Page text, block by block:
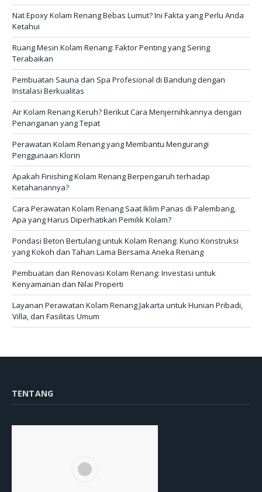
Nat Epoxy Kolam Renang Bebas Lumut? Ini Fakta yang Perlu Anda
Ketahui
Ruang Mesin Kolam Renang: Faktor Penting yang Sering
Terabaikan
Pembuatan Sauna dan Spa Profesional di Bandung dengan
Instalasi Berkualitas
Air Kolam Renang Keruh? Berikut Cara Menjernihkannya dengan
Penanganan yang Tepat
Perawatan Kolam Renang yang Membantu Mengurangi
Penggunaan Klorin
Apakah Finishing Kolam Renang Berpengaruh terhadap
Ketahanannya?
Cara Perawatan Kolam Renang Saat Iklim Panas di Palembang,
Apa yang Harus Diperhatikan Pemilik Kolam?
Pondasi Beton Bertulang untuk Kolam Renang: Kunci Konstruksi
yang Kokoh dan Tahan Lama Bersama Aneka Renang
Pembuatan dan Renovasi Kolam Renang: Investasi untuk
Kenyamanan dan Nilai Properti
Layanan Perawatan Kolam Renang Jakarta untuk Hunian Pribadi,
Villa, dan Fasilitas Umum
TENTANG